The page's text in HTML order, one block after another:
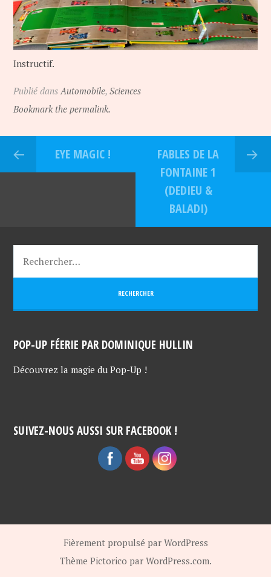
Instructif.
Publié dansAutomobile,Sciences
Bookmark the permalink.
EYE MAGIC !
FABLES DE LA
FONTAINE 1
(DEDIEU &
BALADI)
POP-UP FÉERIE PAR DOMINIQUE HULLIN
Découvrez la magie du Pop-Up !
SUIVEZ-NOUS AUSSI SUR FACEBOOK !
Fièrement propulsé par WordPress
Thème Pictorico par WordPress.com.